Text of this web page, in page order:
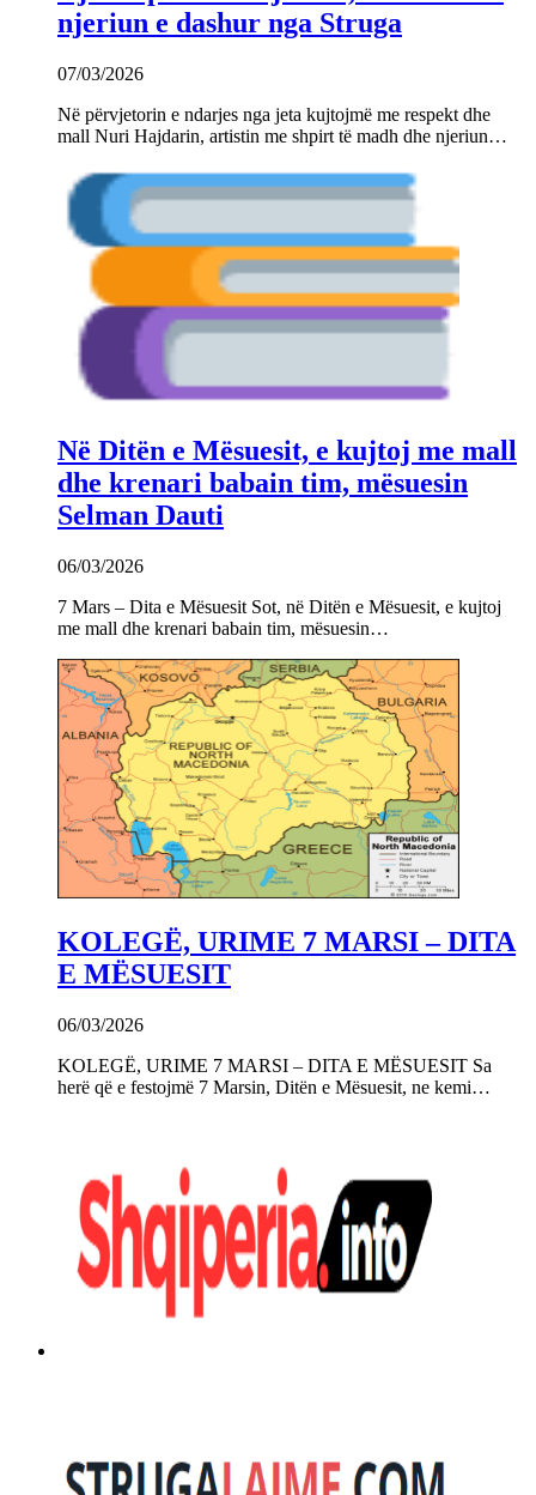
njeriun e dashur nga Struga
07/03/2026
Në përvjetorin e ndarjes nga jeta kujtojmë me respekt dhe
mall Nuri Hajdarin, artistin me shpirt të madh dhe njeriun…
Në Ditën e Mësuesit, e kujtoj me mall
dhe krenari babain tim, mësuesin
Selman Dauti
06/03/2026
7 Mars – Dita e Mësuesit Sot, në Ditën e Mësuesit, e kujtoj
me mall dhe krenari babain tim, mësuesin…
KOLEGË, URIME 7 MARSI – DITA
E MËSUESIT
06/03/2026
KOLEGË, URIME 7 MARSI – DITA E MËSUESIT Sa
herë që e festojmë 7 Marsin, Ditën e Mësuesit, ne kemi…